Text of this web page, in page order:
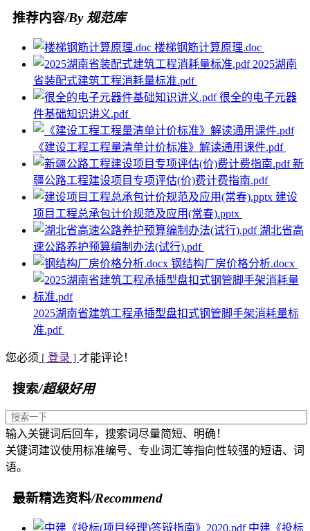
推荐内容/By 规范库
楼梯钢筋计算原理.doc
2025湖南
省装配式建筑工程消耗量标准.pdf
很全的电子元器
件基础知识讲义.pdf
《建设工程工程量清单计价标准》解读通用课件.pdf
新
疆公路工程建设项目专项评估(价)费计费指南.pdf
建设
项目工程总承包计价规范及应用(常春).pptx
湖北省高
速公路养护预算编制办法(试行).pdf
钢结构厂房价格分析.docx
2025湖南省建筑工程承插型盘扣式钢管脚手架消耗量标
准.pdf
您必须 [ 登录 ] 才能评论！
搜索/超级好用
输入关键词后回车，搜索词尽量简短、明确！
关键词建议使用标准编号、专业词汇等指向性较强的短语、词
语。
最新精选资料/Recommend
中建《投标